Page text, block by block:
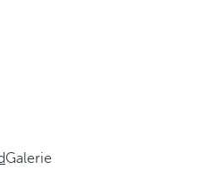
Galerie